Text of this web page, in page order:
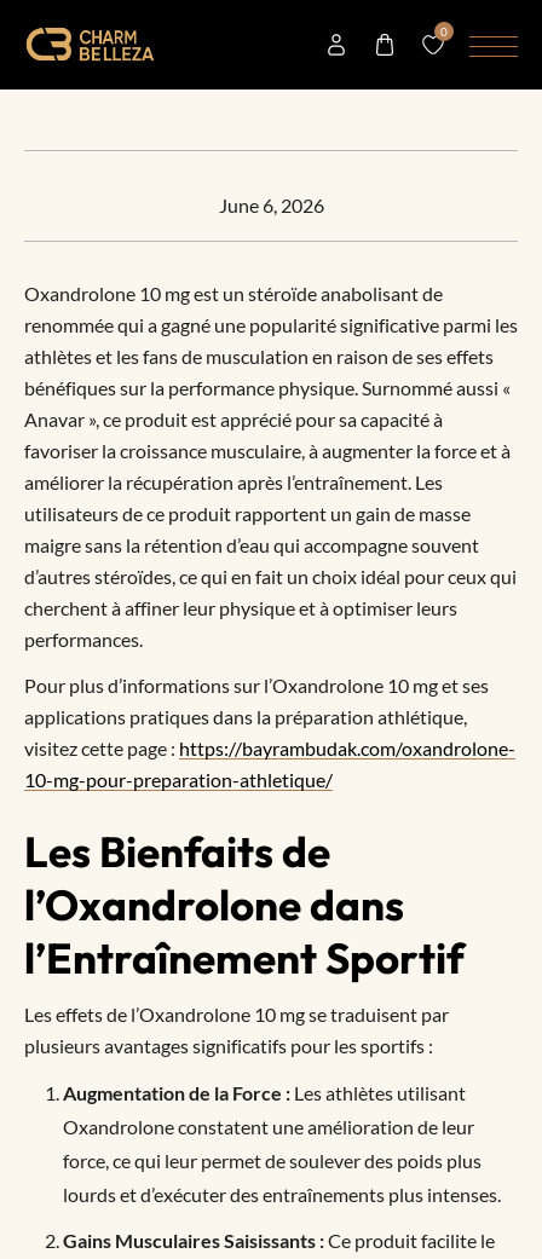
0
June 6, 2026
Oxandrolone 10 mg est un stéroïde anabolisant de
renommée qui a gagné une popularité significative parmi les
athlètes et les fans de musculation en raison de ses effets
bénéfiques sur la performance physique. Surnommé aussi «
Anavar », ce produit est apprécié pour sa capacité à
favoriser la croissance musculaire, à augmenter la force et à
améliorer la récupération après l’entraînement. Les
utilisateurs de ce produit rapportent un gain de masse
maigre sans la rétention d’eau qui accompagne souvent
d’autres stéroïdes, ce qui en fait un choix idéal pour ceux qui
cherchent à affiner leur physique et à optimiser leurs
performances.
Pour plus d’informations sur l’Oxandrolone 10 mg et ses
applications pratiques dans la préparation athlétique,
visitez cette page : https://bayrambudak.com/oxandrolone-
10-mg-pour-preparation-athletique/
Les Bienfaits de
l’Oxandrolone dans
l’Entraînement Sportif
Les effets de l’Oxandrolone 10 mg se traduisent par
plusieurs avantages significatifs pour les sportifs :
Augmentation de la Force : Les athlètes utilisant
Oxandrolone constatent une amélioration de leur
force, ce qui leur permet de soulever des poids plus
lourds et d’exécuter des entraînements plus intenses.
Gains Musculaires Saisissants :Ce produit facilite le